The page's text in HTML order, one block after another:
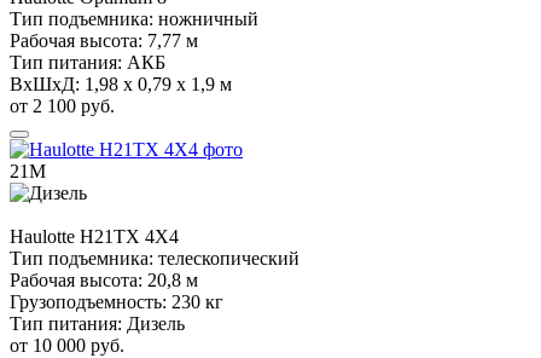
Тип подъемника: ножничный
Рабочая высота: 7,77 м
Тип питания: АКБ
ВхШхД: 1,98 х 0,79 х 1,9 м
от 2 100 руб.
21М
Haulotte H21TX 4X4
Тип подъемника: телескопический
Рабочая высота: 20,8 м
Грузоподъемность: 230 кг
Тип питания: Дизель
от 10 000 руб.